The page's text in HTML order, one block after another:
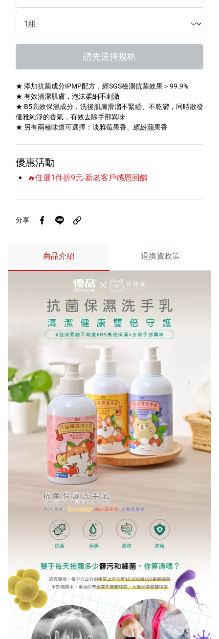
會員權益
會員中心
Facebook粉絲專頁
Line
請先選擇規格
★ 添加抗菌成分IPMP配方，經SGS檢測抗菌效果＞99.9%
★ 有效清潔肌膚，泡沫柔細不刺激
★ B5高效保濕成分，洗後肌膚滑溜不緊繃、不乾澀，同時散發
優雅純淨的香氣，有效去除手部異味
★ 另有兩種味道可選擇：淡雅莓果香、繽紛蘋果香
優惠活動
🔥任選1件折9元-新老客戶感恩回饋
分享
商品介紹 退換貨政策